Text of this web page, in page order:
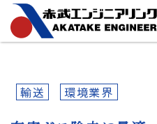
輸送 環境業界